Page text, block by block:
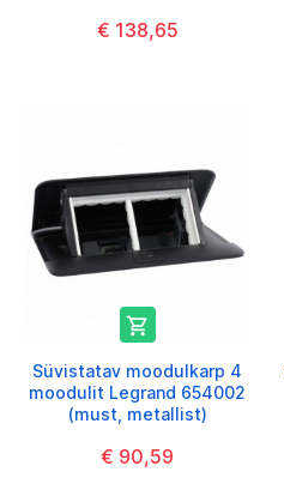
€ 138,65

Süvistatav moodulkarp 4
moodulit Legrand 654002
(must, metallist)
€ 90,59